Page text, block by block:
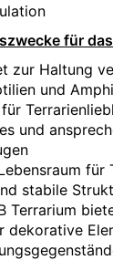
für
zur Haltung
und
und
für
stabile
Terrarium
dekorative